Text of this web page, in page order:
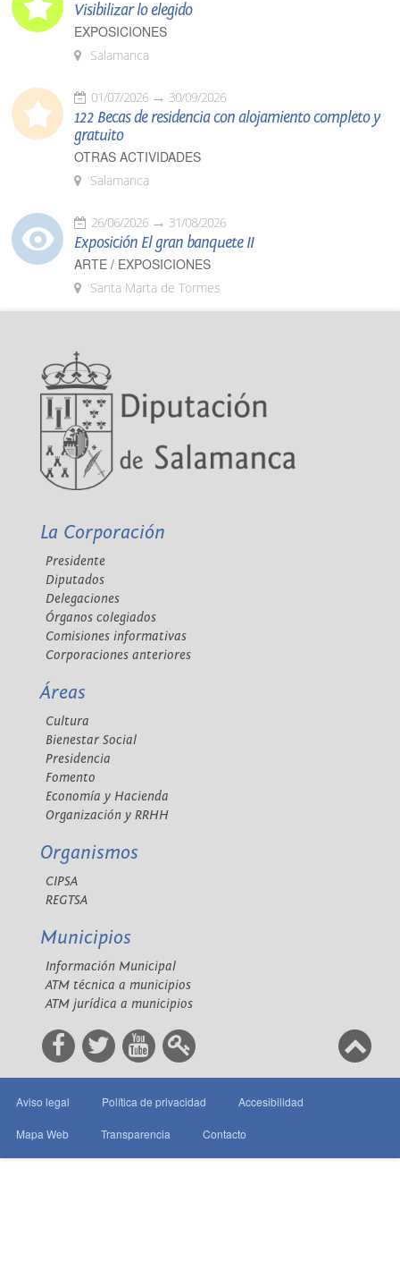
Visibilizar lo elegido
EXPOSICIONES
Salamanca
01/07/2026 30/09/2026
122 Becas de residencia con alojamiento completo y
gratuito
OTRAS ACTIVIDADES
Salamanca
26/06/2026 31/08/2026
Exposición El gran banquete II
ARTE / EXPOSICIONES
Santa Marta de Tormes
La Corporación
Presidente
Diputados
Delegaciones
Órganos colegiados
Comisiones informativas
Corporaciones anteriores
Áreas
Cultura
Bienestar Social
Presidencia
Fomento
Economía y Hacienda
Organización y RRHH
Organismos
CIPSA
REGTSA
Municipios
Información Municipal
ATM técnica a municipios
ATM jurídica a municipios
Aviso legal Política de privacidad Accesibilidad
Mapa Web Transparencia Contacto